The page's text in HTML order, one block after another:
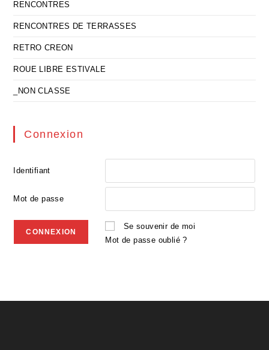
RENCONTRES
RENCONTRES DE TERRASSES
RETRO CREON
ROUE LIBRE ESTIVALE
_NON CLASSE
Connexion
Identifiant
Mot de passe
Se souvenir de moi
Mot de passe oublié ?